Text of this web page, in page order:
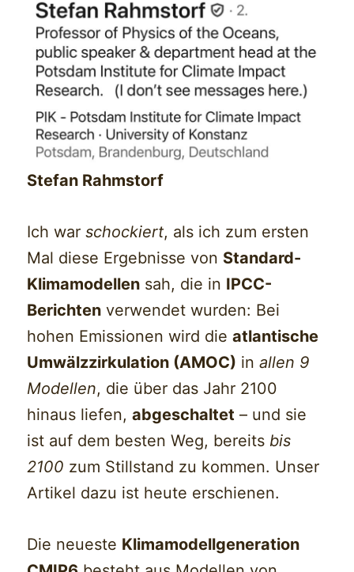
Stefan Rahmstorf
Ich warschockiert, als ich zum ersten
Mal diese Ergebnisse von Standard-
Klimamodellen sah, die in IPCC-
Berichten verwendet wurden: Bei
hohen Emissionen wird dieatlantische
Umwälzzirkulation (AMOC) inallen 9
Modellen, die über das Jahr 2100
hinaus liefen,abgeschaltet – und sie
ist auf dem besten Weg, bereits bis
2100 zum Stillstand zu kommen. Unser
Artikel dazu ist heute erschienen.
Die neueste Klimamodellgeneration